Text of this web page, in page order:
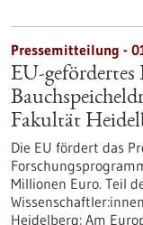
Pressemitteilung -
EU-gefördertes
Fakultät
Die EU fördert das
Millionen Euro. Teil
Heidelberg: Am